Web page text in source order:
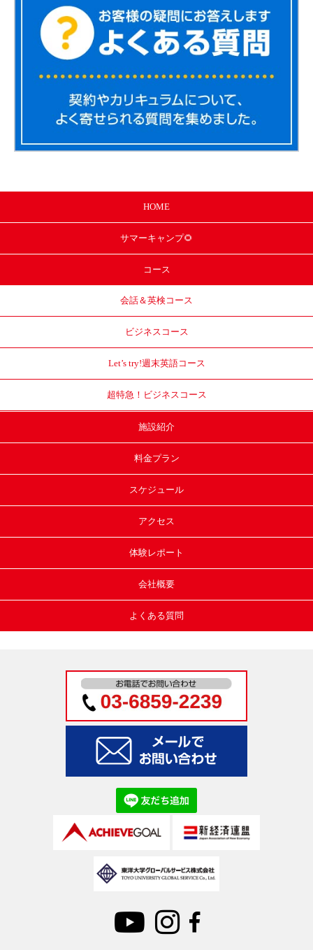
HOME
サマーキャンプ🌻
コース
会話＆英検コース
ビジネスコース
Let’s try!週末英語コース
超特急！ ビジネスコース
施設紹介
料金プラン
スケジュール
アクセス
体験レポート
会社概要
よくある質問